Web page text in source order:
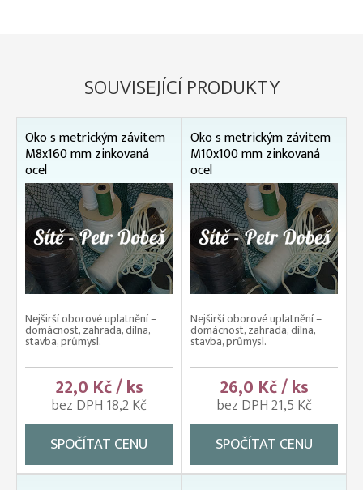
SOUVISEJÍCÍ PRODUKTY
Oko s metrickým závitem
M8x160 mm zinkovaná
ocel
Nejširší oborové uplatnění –
domácnost, zahrada, dílna,
stavba, průmysl.
22,0 Kč / ks
bez DPH 18,2 Kč
SPOČÍTAT CENU
Oko s metrickým závitem
M10x100 mm zinkovaná
ocel
Nejširší oborové uplatnění –
domácnost, zahrada, dílna,
stavba, průmysl.
26,0 Kč / ks
bez DPH 21,5 Kč
SPOČÍTAT CENU